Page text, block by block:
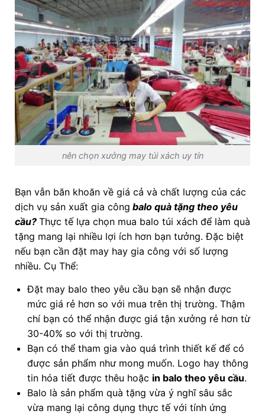
nên chọn xưởng may túi xách uy tín
Bạn vẫn băn khoăn về giá cả và chất lượng của các
dịch vụ sản xuất gia công balo quà tặng theo yêu
cầu? Thực tế lựa chọn mua balo túi xách để làm quà
tặng mang lại nhiều lợi ích hơn bạn tưởng. Đặc biệt
nếu bạn cần đặt may hay gia công với số lượng
nhiều. Cụ Thể:
Đặt may balo theo yêu cầu bạn sẽ nhận được
mức giá rẻ hơn so với mua trên thị trường. Thậm
chí bạn có thể nhận được giá tận xưởng rẻ hơn từ
30-40% so với thị trường.
Bạn có thể tham gia vào quá trình thiết kế để có
được sản phẩm như mong muốn. Logo hay thông
tin hóa tiết được thêu hoặc in balo theo yêu cầu.
Balo là sản phẩm quà tặng vừa ý nghĩ sâu sắc
vừa mang lại công dụng thực tế với tính ứng